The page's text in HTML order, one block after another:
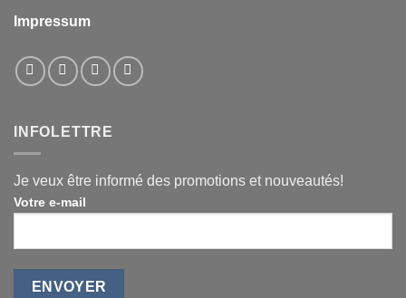
Impressum
INFOLETTRE
Je veux être informé des promotions et nouveautés!
Votre e-mail